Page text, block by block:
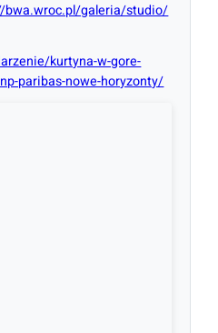
bwa.wroc.pl/galeria/studio/
kurtyna-w-gore-
paribas-nowe-horyzonty/